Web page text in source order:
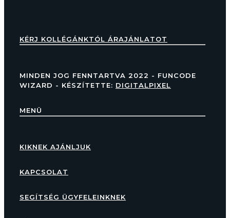
KÉRJ KOLLÉGÁNKTÓL ÁRAJÁNLATOT
MINDEN JOG FENNTARTVA 2022 - FUNCODE
WIZARD - KÉSZÍTETTE: DIGITALPIXEL
MENÜ
KIKNEK AJÁNLJUK
KAPCSOLAT
SEGÍTSÉG ÜGYFELEINKNEK